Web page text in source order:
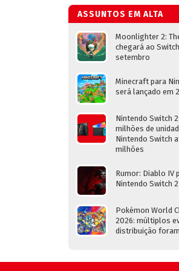
ASSUNTOS EM ALTA
Moonlighter 2:
chegará ao
setembro
Minecraft para
será lançado em
Nintendo Switch
milhões de
Nintendo Switch
milhões
Rumor: Diablo IV
Nintendo Switch
Pokémon World
2026: múltiplos
distribuição